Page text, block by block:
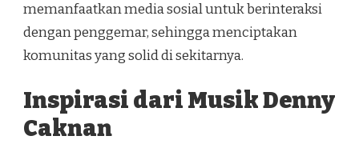
memanfaatkan media sosial untuk berinteraksi
dengan penggemar, sehingga menciptakan
komunitas yang solid di sekitarnya.
Inspirasi dari Musik Denny
Caknan